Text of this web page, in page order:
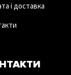
і доставка